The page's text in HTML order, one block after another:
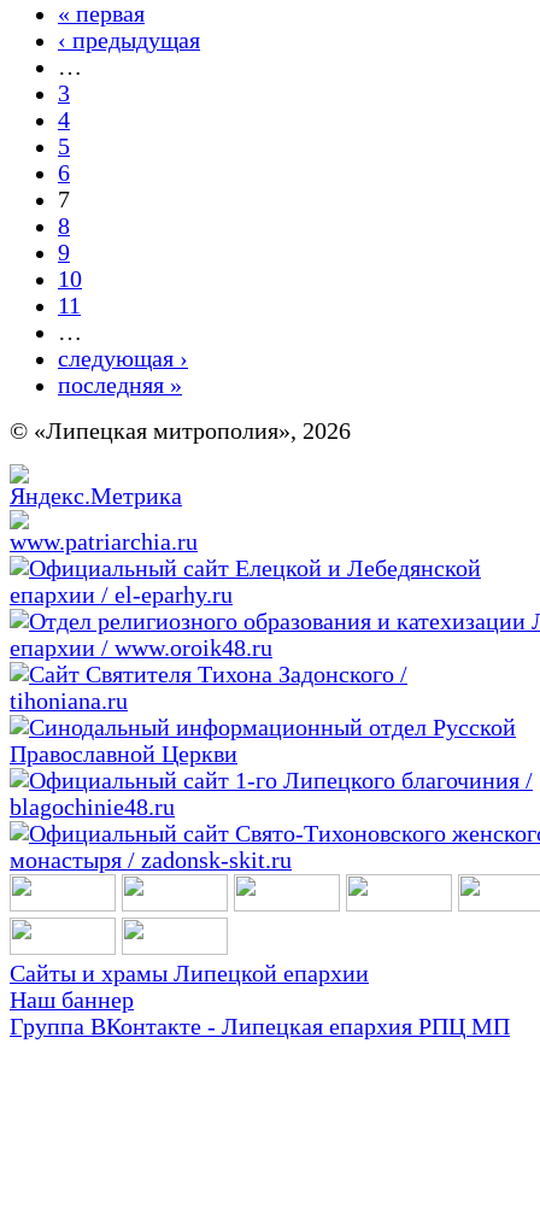
« первая
‹ предыдущая
…
3
4
5
6
7
8
9
10
11
…
следующая ›
последняя »
© «Липецкая митрополия», 2026
Сайты и храмы Липецкой епархии
Наш баннер
Группа ВКонтакте - Липецкая епархия РПЦ МП